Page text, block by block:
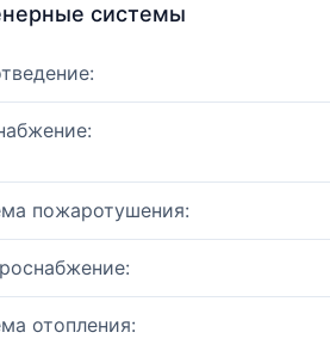
системы
пожаротушения:
отопления: